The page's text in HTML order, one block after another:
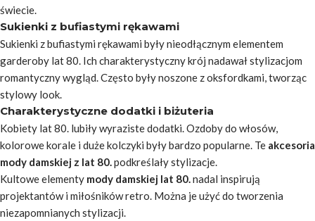
świecie.
Sukienki z bufiastymi rękawami
Sukienki z bufiastymi rękawami były nieodłącznym elementem
garderoby lat 80. Ich charakterystyczny krój nadawał stylizacjom
romantyczny wygląd. Często były noszone z oksfordkami, tworząc
stylowy look.
Charakterystyczne dodatki i biżuteria
Kobiety lat 80. lubiły wyraziste dodatki. Ozdoby do włosów,
kolorowe korale i duże kolczyki były bardzo popularne. Te akcesoria
mody damskiej z lat 80.podkreślały stylizacje.
Kultowe elementy mody damskiej lat 80.nadal inspirują
projektantów i miłośników retro. Można je użyć do tworzenia
niezapomnianych stylizacji.